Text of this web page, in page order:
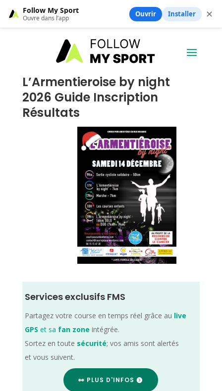
L’Armentieroise by night
2026 Guide Inscription
Résultats
Services exclusifs FMS
Partagez votre course en temps réel grâce au live
GPS et sa fan zone intégrée.
Sortez en toute sécurité; vos amis sont alertés
et vous suivent.
👀 PLUS D'INFOS
Follow My Sport
Ouvre dans l’app Ouvrir Installer ✕